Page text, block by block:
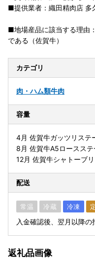
■提供業者：織田精肉店 多
■地場産品に該当する理由
である（佐賀牛）
カテゴリ
肉・ハム類牛肉
容量
4月 佐賀牛ガッツリステ
8月 佐賀牛A5ロースス
12月 佐賀牛シャトーブ
配送
常温 冷蔵 冷凍
入金確認後、翌月以降
返礼品画像